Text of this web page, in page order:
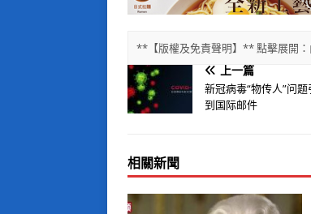
**【版權及免責聲明】** 點擊展開：
上一篇
新冠病毒“物传人”问
到国际邮件
相關新聞